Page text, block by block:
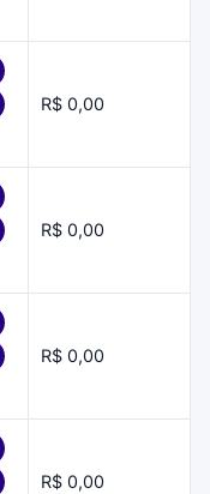
R$ 0,00
R$ 0,00
R$ 0,00
R$ 0,00